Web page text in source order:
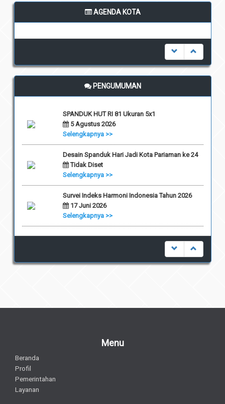
AGENDA KOTA
PENGUMUMAN
SPANDUK HUT RI 81 Ukuran 5x1
5 Agustus 2026
Selengkapnya >>
Desain Spanduk Hari Jadi Kota Pariaman ke 24
Tidak Diset
Selengkapnya >>
Survei Indeks Harmoni Indonesia Tahun 2026
17 Juni 2026
Selengkapnya >>
Menu
Beranda
Profil
Pemerintahan
Layanan